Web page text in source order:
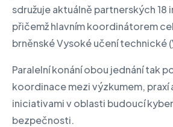
sdružuje aktuálně partnerských 18
přičemž hlavním koordinátorem
brněnské Vysoké učení technické (
Paralelní konání obou jednání tak
koordinace mezi výzkumem, praxí
iniciativami v oblasti budoucí
bezpečnosti.